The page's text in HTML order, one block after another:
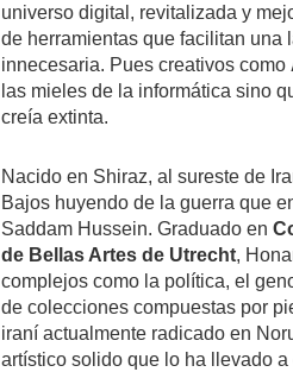
universo digital, revitalizada y
de herramientas que facilitan una
innecesaria. Pues creativos como
las mieles de la informática sino
creía extinta.
Nacido en Shiraz, al sureste de
Bajos huyendo de la guerra que
Saddam Hussein. Graduado en
de Bellas Artes de Utrecht,
complejos como la política, el
de colecciones compuestas por
iraní actualmente radicado en
artístico solido que lo ha llevado